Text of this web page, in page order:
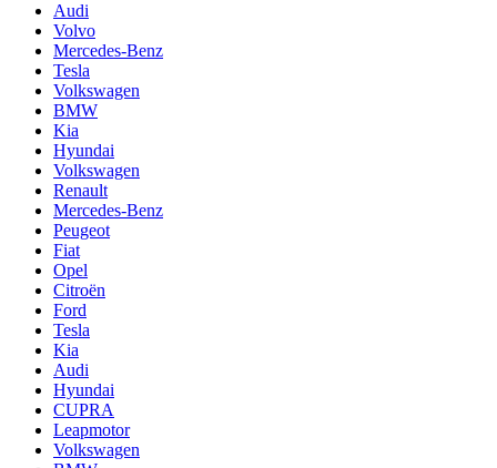
Audi
Volvo
Mercedes-Benz
Tesla
Volkswagen
BMW
Kia
Hyundai
Volkswagen
Renault
Mercedes-Benz
Peugeot
Fiat
Opel
Citroën
Ford
Tesla
Kia
Audi
Hyundai
CUPRA
Leapmotor
Volkswagen